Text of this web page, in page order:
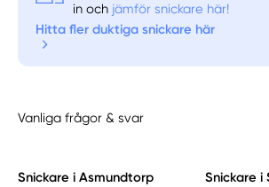
in och jämför snickare här!
Hitta fler duktiga snickare här
Vanliga frågor & svar
Snickare i Asmundtorp Snickare i